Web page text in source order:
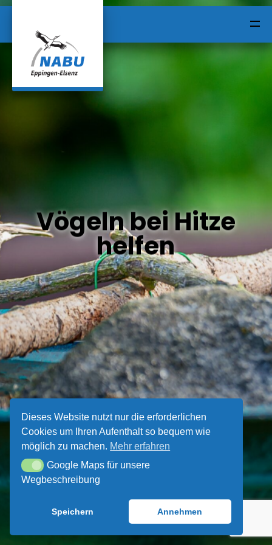
HOME
ALLE BEITRÄGE
KONTAKT
ÜBER UNS
UNSER VEREINSHEIM
SPENDEN UND
MITMACHEN!
Vögeln bei Hitze
helfen
Dieses Website nutzt nur die erforderlichen
Cookies um Ihren Aufenthalt so bequem wie
möglich zu machen. Mehr erfahren
Google Maps für unsere Wegbeschreibung
Google Maps für unsere
Wegbeschreibung
Speichern Annehmen